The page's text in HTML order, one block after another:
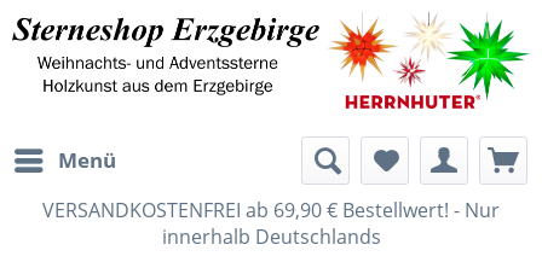
Menü
VERSANDKOSTENFREI ab 69,90 € Bestellwert! - Nur
innerhalb Deutschlands